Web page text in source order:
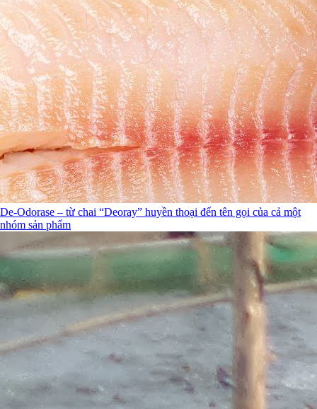
De-Odorase – từ chai “Deoray” huyền thoại đến tên gọi của cả một
nhóm sản phẩm